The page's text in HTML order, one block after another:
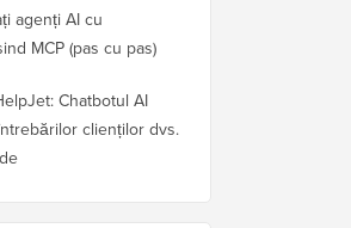
agenți AI cu
MCP (pas cu pas)
Chatbotul AI
clienților dvs.